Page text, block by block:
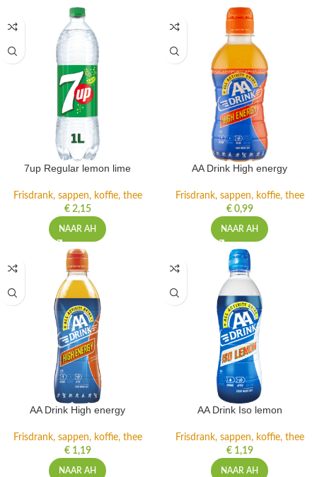
7up Regular lemon lime
Frisdrank, sappen, koffie, thee
€2,15
NAAR AH
AA Drink High energy
Frisdrank, sappen, koffie, thee
€0,99
NAAR AH
AA Drink High energy
Frisdrank, sappen, koffie, thee
€1,19
NAAR AH
AA Drink Iso lemon
Frisdrank, sappen, koffie, thee
€1,19
NAAR AH